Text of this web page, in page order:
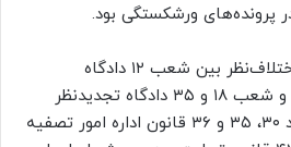
پرونده‌های ورشکستگی بود.
موضوع این رأی، ناشی از اختلاف‌نظر بین شعب ۱۲ دادگاه
تجدیدنظر استان کرمانشاه و شعب ۱۸ و ۳۵ دادگاه تجدیدنظر
استان تهران در تفسیر مواد ۳۰، ۳۵ و ۳۶ قانون اداره امور تصفیه